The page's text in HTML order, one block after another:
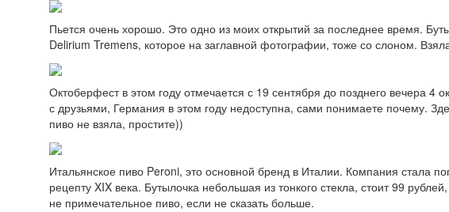
Пьется очень хорошо. Это одно из моих открытий за последнее время.
Delirium Tremens, которое на заглавной фотографии, тоже со слоном.
Октоберфест в этом году отмечается с 19 сентября до позднего вечера 4
с друзьями, Германия в этом году недоступна, сами понимаете почему.
пиво не взяла, простите))
Итальянское пиво Peroni, это основной бренд в Италии. Компания стала
рецепту XIX века. Бутылочка небольшая из тонкого стекла, стоит 99
не примечательное пиво, если не сказать больше.